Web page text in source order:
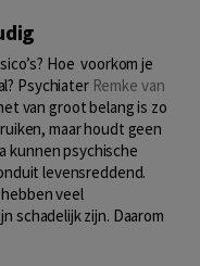
Hoe voorkom je
Psychiater Remke van
van groot belang is zo
maar houdt geen
kunnen psychische
levensreddend.
veel
schadelijk zijn. Daarom